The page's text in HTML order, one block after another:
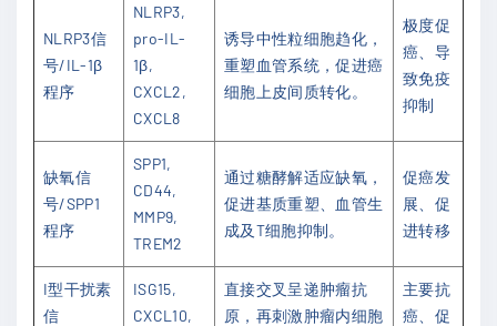
NLRP3信
号/IL-1β
程序
NLRP3,
pro-IL-
1β,
CXCL2,
CXCL8
诱导中性粒细胞趋化，
重塑血管系统，促进癌
细胞上皮间质转化。
极度促
癌、导
致免疫
抑制
缺氧信
号/SPP1
程序
SPP1,
CD44,
MMP9,
TREM2
通过糖酵解适应缺氧，
促进基质重塑、血管生
成及T细胞抑制。
促癌发
展、促
进转移
I型干扰素
信
ISG15,
CXCL10,
直接交叉呈递肿瘤抗
原，再刺激肿瘤内细胞
主要抗
癌、促